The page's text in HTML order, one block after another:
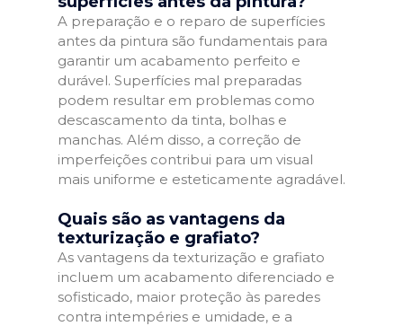
A preparação e o reparo de superfícies
antes da pintura são fundamentais para
garantir um acabamento perfeito e
durável. Superfícies mal preparadas
podem resultar em problemas como
descascamento da tinta, bolhas e
manchas. Além disso, a correção de
imperfeições contribui para um visual
mais uniforme e esteticamente agradável.
Quais são as vantagens da
texturização e grafiato?
As vantagens da texturização e grafiato
incluem um acabamento diferenciado e
sofisticado, maior proteção às paredes
contra intempéries e umidade, e a